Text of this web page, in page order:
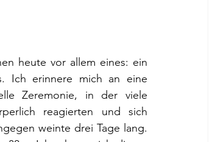
heute vor allem eines: ein
Ich erinnere mich an eine
Zeremonie, in der viele
reagierten und sich
weinte drei Tage lang.